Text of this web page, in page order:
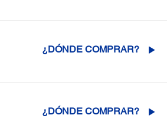
¿DÓNDE COMPRAR?
¿DÓNDE COMPRAR?